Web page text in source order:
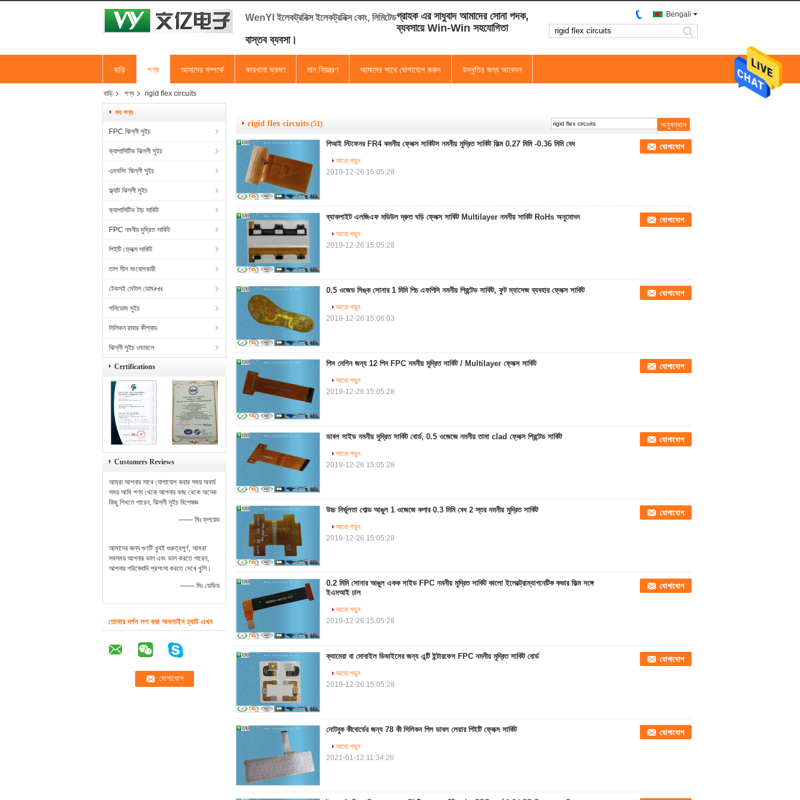
WenYI ইলেকট্রনিক্স ইলেকট্রনিক্স কোং, লিমিটেডগ্রাহক এর সাধুবাদ আমাদের সোনা পদক,
ব্যবসায়ে Win-Win সহযোগিতা
বাস্তব ব্যবসা।
Bengali
search
বাড়ি পণ্য আমাদের সম্পর্কে কারখানা ভ্রমণ মান নিয়ন্ত্রণ আমাদের সাথে যোগাযোগ করুন উদ্ধৃতির জন্য আবেদন
বাড়ি পণ্য rigid flex circuits
সব পণ্য
FPC ঝিল্লী সুইচ
ক্যাপাসিটিভ ঝিল্লী সুইচ
এমবসিং ঝিল্লী সুইচ
ফ্ল্যাট ঝিল্লী সুইচ
ক্যাপাসিটিভ টাচ সার্কিট
FPC নমনীয় মুদ্রিত সার্কিট
পিইটি ফ্লেক্স সার্কিট
তাপ সীল সংযোগকারী
টেকসই মেটাল ডোমમ્સ
পলিডোম সুইচ
সিলিকন রাবার কীপ্যাড
ঝিল্লী সুইচ ওভারলে
Certifications
Customers Reviews
আমরা আপনার সাথে যোগাযোগ করার সময় অবার্য
সময় আমি পণ্য থেকে আপনার কাছ থেকে অনেক
কিছু শিখতে পারেন, ঝিল্লী সুইচ বিশেষজ্ঞ
—— মিঃ ফ্লয়েড
আমাদের জন্য গুণটি খুবই গুরুত্বপূর্ণ, আমরা
সবসময় আপনার ভাল এবং ভাল করতে পারেন,
আপনার পরিষেবাদি প্রশংসা করতে দেখে খুশি।
—— মিঃ ডেভিড
তোমার দর্শন লগ করা অনলাইন চ্যাট এখন
rigid flex circuits (51)
পিআই স্টিফেনর FR4 কমনীয় ফ্লেক্স সার্কিটস নমনীয় মুদ্রিত সার্কিট ফিল্ম 0.27 মিমি -0.36 মিমি বেধ যোগাযোগ
আরো পড়ুন
2019-12-26 15:05:28
ব্যাকলাইট এলজিএফ মডিউল দ্রুত ঘড়ি ফ্লেক্স সার্কিট Multilayer নমনীয় সার্কিট RoHs অনুমোদন যোগাযোগ
আরো পড়ুন
2019-12-26 15:05:28
0.5 ওজেড সিঙ্ক সোনার 1 মিমি পিচ এফপিসি নমনীয় প্রিন্টেড সার্কিট, ফুট ম্যাসেজ ব্যবহার ফ্লেক্স সার্কিট যোগাযোগ
আরো পড়ুন
2019-12-26 15:06:03
পিস মেশিন জন্য 12 পিন FPC নমনীয় মুদ্রিত সার্কিট / Multilayer ফ্লেক্স সার্কিট যোগাযোগ
আরো পড়ুন
2019-12-26 15:05:28
ডাবল সাইড নমনীয় মুদ্রিত সার্কিট বোর্ড, 0.5 ওজেজে নমনীয় তামা clad ফ্লেক্স প্রিন্টেড সার্কিট যোগাযোগ
আরো পড়ুন
2019-12-26 15:05:28
উচ্চ নির্ভুলতা গোল্ড আঙুল 1 ওজেজে কপার 0.3 মিমি বেধ 2 স্তর নমনীয় মুদ্রিত সার্কিট যোগাযোগ
আরো পড়ুন
2019-12-26 15:05:28
0.2 মিমি সোনার আঙুল একক সাইড FPC নমনীয় মুদ্রিত সার্কিট কালো ইলেক্ট্রোম্যাগনেটিক কভার ফিল্ম সঙ্গে
ইএমআই ঢাল
যোগাযোগ
আরো পড়ুন
2019-12-26 15:05:28
ক্যামেরা বা মোবাইল ডিভাইসের জন্য এন্টি ইন্টারফেস FPC নমনীয় মুদ্রিত সার্কিট বোর্ড যোগাযোগ
আরো পড়ুন
2019-12-26 15:05:28
নোটবুক কীবোর্ডের জন্য 78 কী সিলিকন পিল ডাবল লেয়ার পিইটি ফ্লেক্স সার্কিট যোগাযোগ
আরো পড়ুন
2021-01-12 11:34:26